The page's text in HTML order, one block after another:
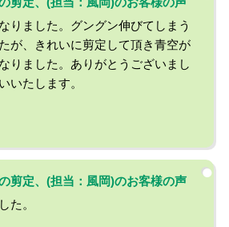
りました。グングン伸びてしまう
が、きれいに剪定して頂き青空が
りました。ありがとうございまし
いたします。
剪定、(担当：風岡)のお客様の声
た。